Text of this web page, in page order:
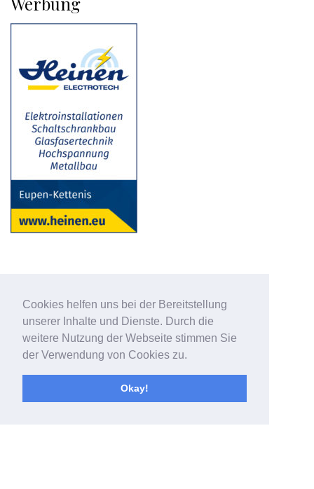
Cookies helfen uns bei der Bereitstellung
unserer Inhalte und Dienste. Durch die
weitere Nutzung der Webseite stimmen Sie
der Verwendung von Cookies zu.
Okay!